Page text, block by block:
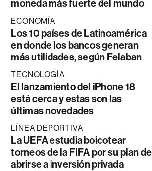
moneda más fuerte del mundo
ECONOMÍA
Los 10 países de Latinoamérica
en donde los bancos generan
más utilidades, según Felaban
TECNOLOGÍA
El lanzamiento del iPhone 18
está cerca y estas son las
últimas novedades
LÍNEA DEPORTIVA
La UEFA estudia boicotear
torneos de la FIFA por su plan de
abrirse a inversión privada